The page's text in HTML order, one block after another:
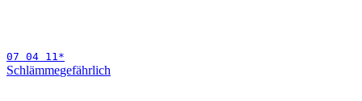
07 04 11*
Schlämmegefährlich